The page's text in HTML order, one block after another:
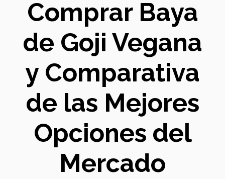
Comprar Baya
de Goji Vegana
y Comparativa
de las Mejores
Opciones del
Mercado